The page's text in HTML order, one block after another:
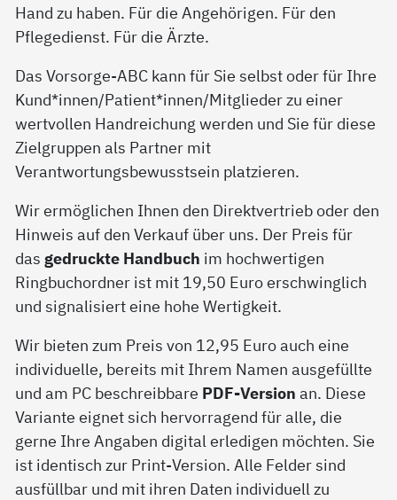
Hand zu haben. Für die Angehörigen. Für den
Pflegedienst. Für die Ärzte.
Das Vorsorge-ABC kann für Sie selbst oder für Ihre
Kund*innen/Patient*innen/Mitglieder zu einer
wertvollen Handreichung werden und Sie für diese
Zielgruppen als Partner mit
Verantwortungsbewusstsein platzieren.
Wir ermöglichen Ihnen den Direktvertrieb oder den
Hinweis auf den Verkauf über uns. Der Preis für
das gedruckte Handbuch im hochwertigen
Ringbuchordner ist mit 19,50 Euro erschwinglich
und signalisiert eine hohe Wertigkeit.
Wir bieten zum Preis von 12,95 Euro auch eine
individuelle, bereits mit Ihrem Namen ausgefüllte
und am PC beschreibbare PDF-Version an. Diese
Variante eignet sich hervorragend für alle, die
gerne Ihre Angaben digital erledigen möchten. Sie
ist identisch zur Print-Version. Alle Felder sind
ausfüllbar und mit ihren Daten individuell zu